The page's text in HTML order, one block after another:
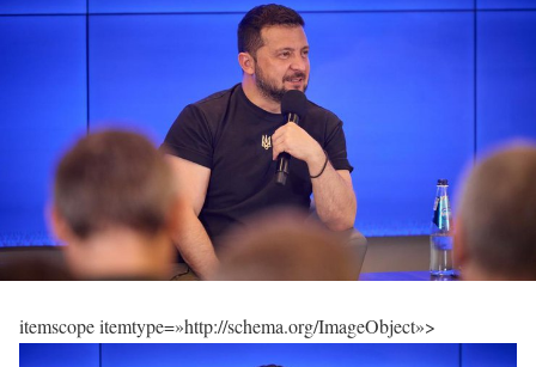
itemscope itemtype=»http://schema.org/ImageObject»>